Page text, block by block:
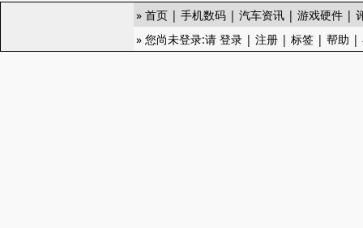
» 首页 | 手机数码 | 汽车资讯 | 游戏硬件 |
» 您尚未登录:请 登录 | 注册 | 标签 | 帮助 |